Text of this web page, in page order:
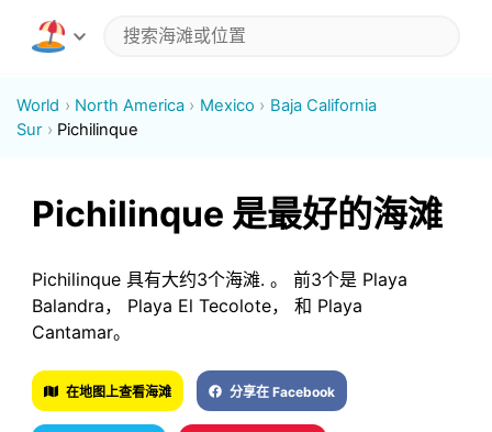
World North America Mexico
Baja California
Sur
Pichilinque
Pichilinque 是最好的海滩
Pichilinque 具有大约3个海滩. 。 前3个是 Playa
Balandra， Playa El Tecolote， 和 Playa
Cantamar。
在地图上查看海滩 分享在 Facebook